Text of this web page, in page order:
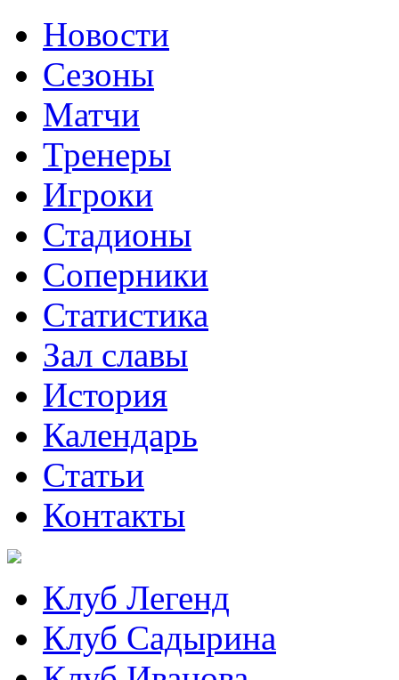
Новости
Сезоны
Матчи
Тренеры
Игроки
Стадионы
Соперники
Статистика
Зал славы
История
Календарь
Статьи
Контакты
Клуб Легенд
Клуб Садырина